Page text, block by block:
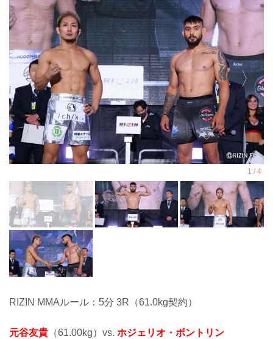
RIZIN MMAルール：5分 3R（61.0kg契約）
元谷友貴 （61.00kg）vs. ホジェリオ・ボントリン